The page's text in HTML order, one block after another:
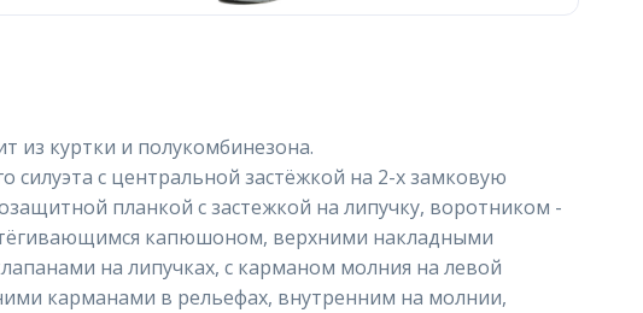
из куртки и полукомбинезона.
силуэта с центральной застёжкой на 2-х замковую
планкой с застежкой на липучку, воротником -
капюшоном, верхними накладными
на липучках, с карманом молния на левой
карманами в рельефах, внутренним на молнии,